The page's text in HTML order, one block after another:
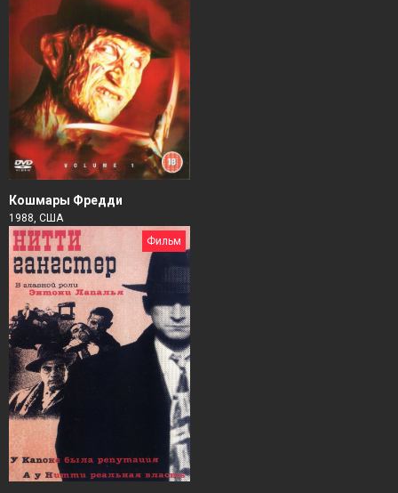
Кошмары Фредди
1988, США
Фильм